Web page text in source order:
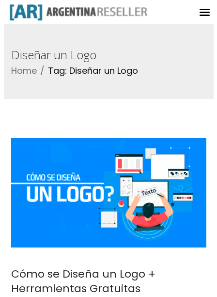
Diseñar un Logo
Home Tag: Diseñar un Logo
Cómo se Diseña un Logo +
Herramientas Gratuitas